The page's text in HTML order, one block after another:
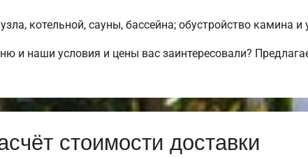
котельной, сауны, бассейна; обустройство камина и
и наши условия и цены вас заинтересовали?
стоимости доставки